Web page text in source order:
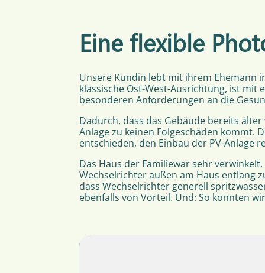
Eine flexible
Unsere Kundin lebt mit ihrem Ehemann
klassische Ost-West-Ausrichtung, ist mit
besonderen Anforderungen an die
Dadurch, dass das Gebäude bereits
Anlage zu keinen Folgeschäden
entschieden, den Einbau der PV-Anlage
Das Haus der Familiewar sehr
Wechselrichter außen am Haus entlang
dass Wechselrichter generell
ebenfalls von Vorteil. Und: So konnten